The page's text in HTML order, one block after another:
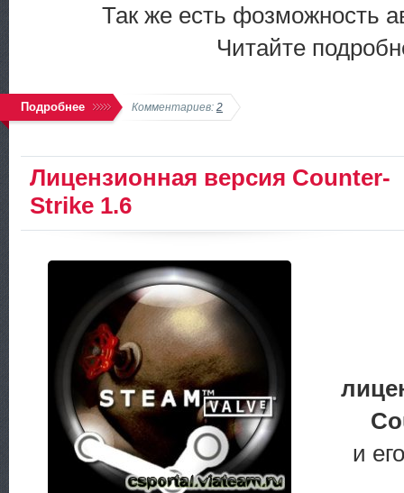
Так же есть фозможность
Читайте
Подробнее Комментариев: 2
Лицензионная версия Counter-
Strike 1.6
и